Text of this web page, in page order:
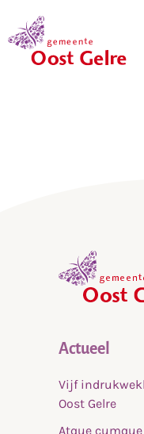
Actueel
Vijf
Oost Gelre
Atque